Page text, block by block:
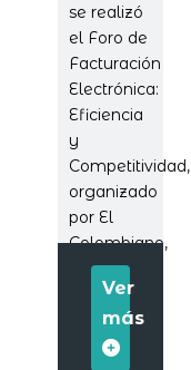
se realizó
el Foro de
Facturación
Electrónica:
Eficiencia
y
Competitividad,
organizado
por El
Colombiano,
el...
Ver
más